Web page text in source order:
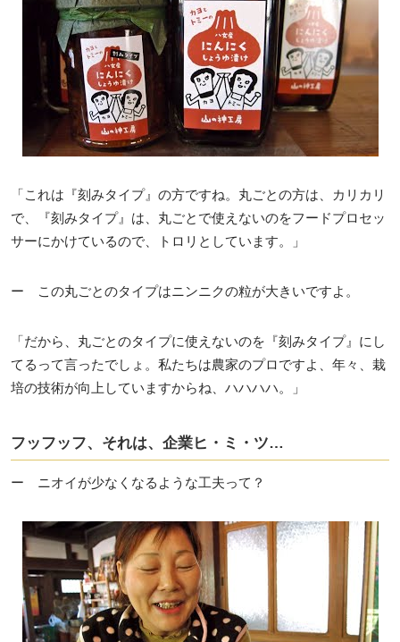
「これは『刻みタイプ』の方ですね。丸ごとの方は、カリカリ
で、『刻みタイプ』は、丸ごとで使えないのをフードプロセッ
サーにかけているので、トロリとしています。」
ー この丸ごとのタイプはニンニクの粒が大きいですよ。
「だから、丸ごとのタイプに使えないのを『刻みタイプ』にし
てるって言ったでしょ。私たちは農家のプロですよ、年々、栽
培の技術が向上していますからね、ハハハハ。」
フッフッフ、それは、企業ヒ・ミ・ツ…
ー ニオイが少なくなるような工夫って？